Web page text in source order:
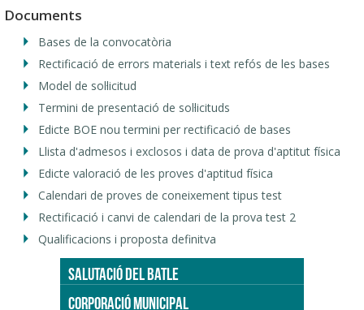
Documents
Bases de la convocatòria
Rectificació de errors materials i text refós de les bases
Model de sol·licitud
Termini de presentació de sol·licituds
Edicte BOE nou termini per rectificació de bases
Llista d'admesos i exclosos i data de prova d'aptitut física
Edicte valoració de les proves d'aptitud física
Calendari de proves de coneixement tipus test
Rectificació i canvi de calendari de la prova test 2
Qualificacions i proposta definitva
SALUTACIÓ DEL BATLE
CORPORACIÓ MUNICIPAL